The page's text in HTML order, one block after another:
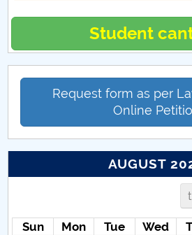
Student
Request form as per
Online
AUGUST
Sun Mon Tue Wed